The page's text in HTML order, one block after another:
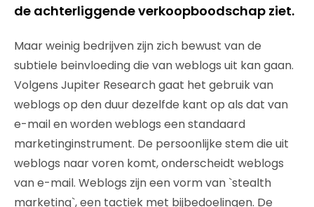
de achterliggende verkoopboodschap ziet.
Maar weinig bedrijven zijn zich bewust van de
subtiele beinvloeding die van weblogs uit kan gaan.
Volgens Jupiter Research gaat het gebruik van
weblogs op den duur dezelfde kant op als dat van
e-mail en worden weblogs een standaard
marketinginstrument. De persoonlijke stem die uit
weblogs naar voren komt, onderscheidt weblogs
van e-mail. Weblogs zijn een vorm van `stealth
marketing`, een tactiek met bijbedoelingen. De